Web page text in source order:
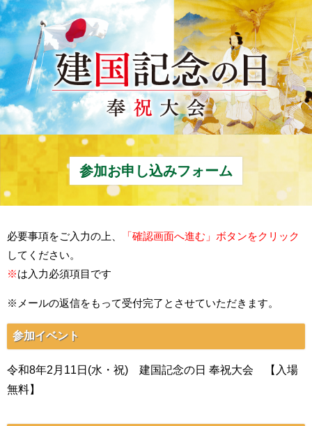
参加お申し込みフォーム
必要事項をご入力の上、
「確認画面へ進む」ボタンをクリック
してください。
※は入力必須項目です
※メールの返信をもって受付完了とさせていただきます。
参加イベント
令和8年2月11日(水・祝) 建国記念の日 奉祝大会 【入場
無料】